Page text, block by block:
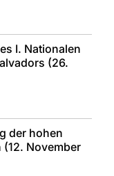
I. Nationalen
(26.
der hohen
November